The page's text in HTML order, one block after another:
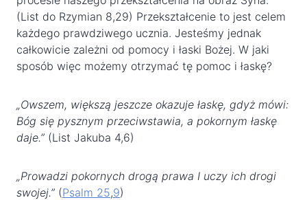
(List do Rzymian 8,29) Przekształcenie to jest celem
każdego prawdziwego ucznia. Jesteśmy jednak
całkowicie zależni od pomocy i łaski Bożej. W jaki
sposób więc możemy otrzymać tę pomoc i łaskę?
„Owszem, większą jeszcze okazuje łaskę, gdyż mówi:
Bóg się pysznym przeciwstawia, a pokornym łaskę
daje.” (List Jakuba 4,6)
„Prowadzi pokornych drogą prawa I uczy ich drogi
swojej.” (Psalm 25,9)